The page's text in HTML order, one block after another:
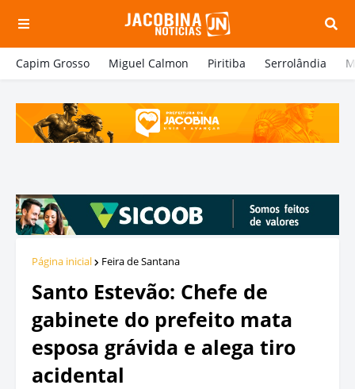
Capim Grosso Miguel Calmon Piritiba Serrolândia
Página inicial Feira de Santana
Santo Estevão: Chefe de
gabinete do prefeito mata
esposa grávida e alega tiro
acidental